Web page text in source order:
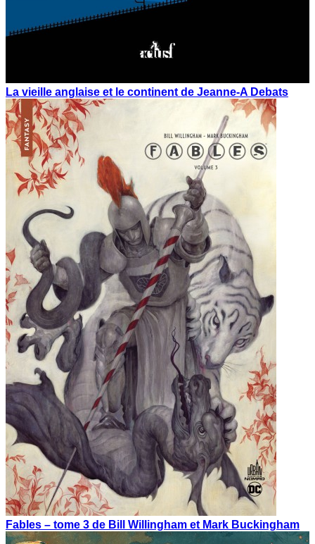
La vieille anglaise et le continent de Jeanne-A Debats
Fables – tome 3 de Bill Willingham et Mark Buckingham